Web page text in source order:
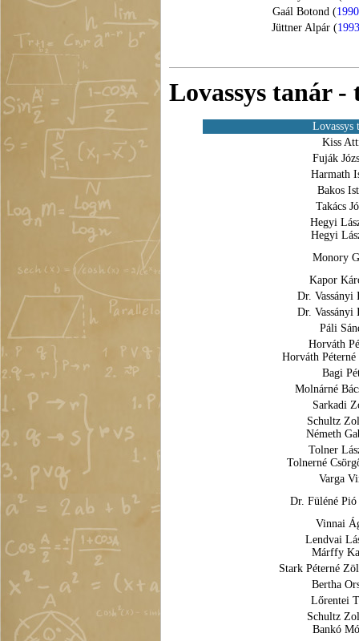
Gaál Botond (1990
Jüttner Alpár (1993
Lovassys tanár -
Lovassys
Kiss
Fuják
Harmath
Bakos
Takács
Hegyi
Hegyi
Monory
Kapor
Dr. Vassányi
Dr. Vassányi
Páli
Horváth
Horváth Péterné
Bagi
Molnárné
Sarkadi
Schultz
Németh
Tolner
Tolnerné
Varga
Dr. Füléné
Vinnai
Lendvai
Márffy
Stark Péterné
Bertha
Lőrentei
Schultz
Bankó